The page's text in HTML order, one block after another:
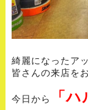
綺麗になったア
皆さんの来店を
今日から 「ハ